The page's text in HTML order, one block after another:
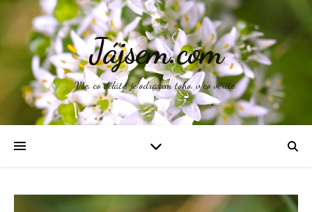
Jájsem.com
Vše, co děláte, je odrazem toho, v co věříte.